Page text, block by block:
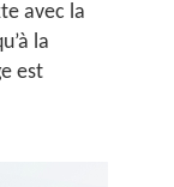
avec la
la
est